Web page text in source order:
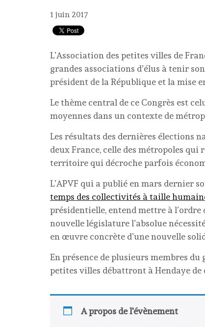
1 juin 2017
L’Association des petites villes de
grandes associations d’élus à tenir
président de la République et la mise
Le thème central de ce Congrès est
moyennes dans un contexte de
Les résultats des dernières élections
deux France, celle des métropoles
territoire qui décroche parfois
L’APVF qui a publié en mars dernier
temps des collectivités à taille
présidentielle, entend mettre à
nouvelle législature l’absolue
en œuvre concrète d’une nouvelle
En présence de plusieurs membres
petites villes débattront à Hendaye
A propos de l'évènement